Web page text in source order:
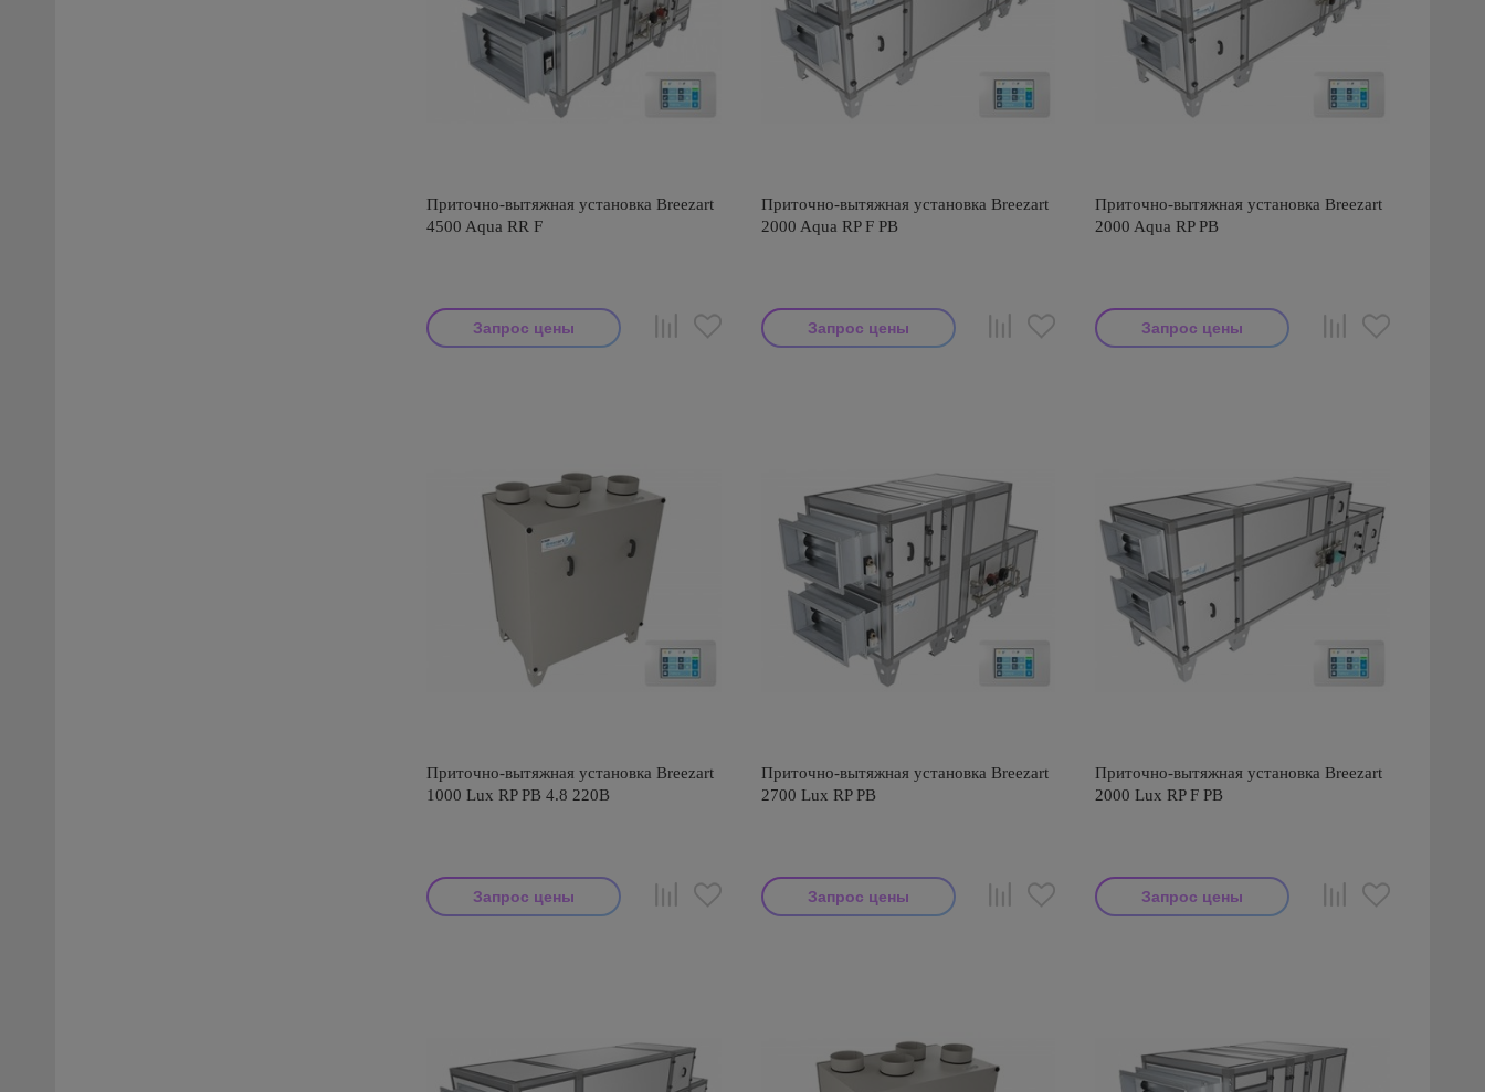
Приточно-вытяжная установка Breezart
4500 Aqua RR F
Запрос цены
Приточно-вытяжная установка Breezart
2000 Aqua RP F PB
Запрос цены
Приточно-вытяжная установка Breezart
2000 Aqua RP PB
Запрос цены
Приточно-вытяжная установка Breezart
1000 Lux RP PB 4.8 220В
Запрос цены
Приточно-вытяжная установка Breezart
2700 Lux RP PB
Запрос цены
Приточно-вытяжная установка Breezart
2000 Lux RP F PB
Запрос цены